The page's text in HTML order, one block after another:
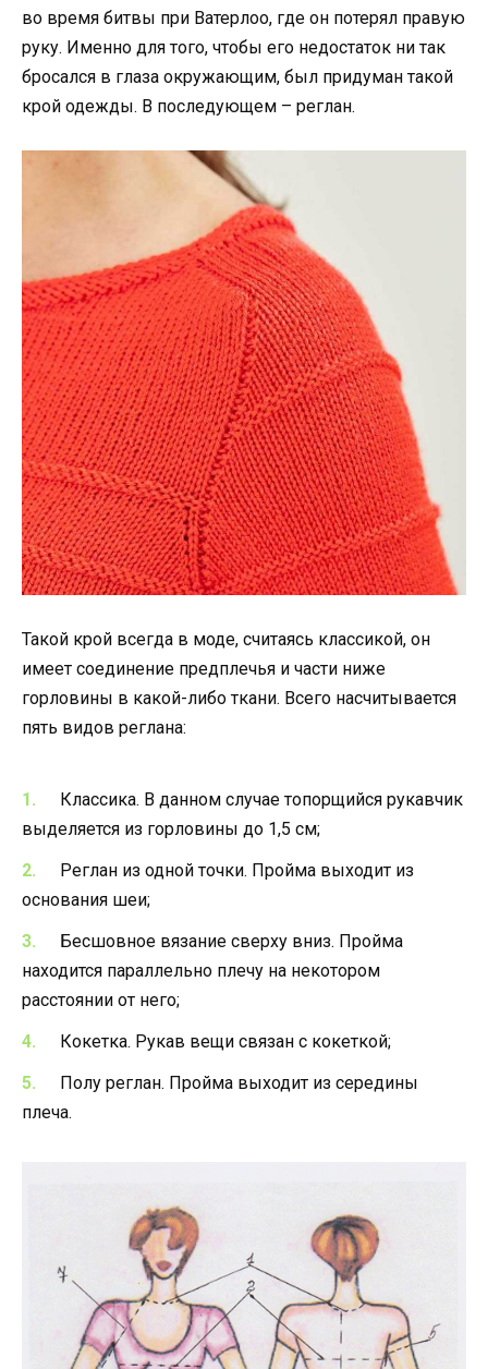
во время битвы при Ватерлоо, где он потерял правую
руку. Именно для того, чтобы его недостаток ни так
бросался в глаза окружающим, был придуман такой
крой одежды. В последующем – реглан.
Такой крой всегда в моде, считаясь классикой, он
имеет соединение предплечья и части ниже
горловины в какой-либо ткани. Всего насчитывается
пять видов реглана:
Классика. В данном случае топорщийся рукавчик
выделяется из горловины до 1,5 см;
Реглан из одной точки. Пройма выходит из
основания шеи;
Бесшовное вязание сверху вниз. Пройма
находится параллельно плечу на некотором
расстоянии от него;
Кокетка. Рукав вещи связан с кокеткой;
Полу реглан. Пройма выходит из середины
плеча.